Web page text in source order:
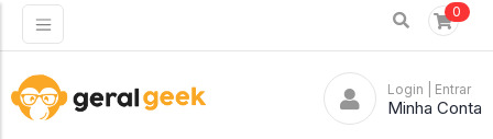
0
Login | Entrar
Minha Conta